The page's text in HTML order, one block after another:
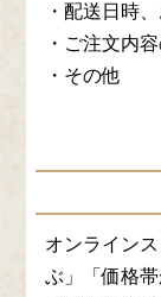
・配送日時
・ご注文内
・その他
オンライン
ぶ」「価格